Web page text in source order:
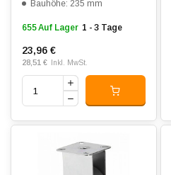
Bauhöhe: 235 mm
655 Auf Lager 1 - 3 Tage
23,96 €
28,51 € Inkl. MwSt.